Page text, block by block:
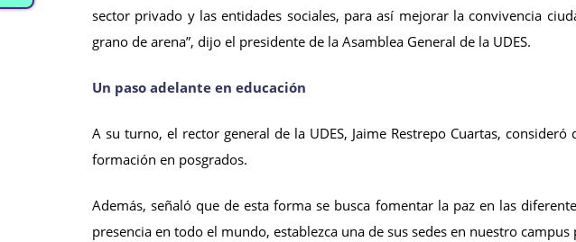
sector privado y las entidades sociales, para así mejorar la convivencia
grano de arena”, dijo el presidente de la Asamblea General de la UDES.
Un paso adelante en educación
A su turno, el rector general de la UDES, Jaime Restrepo Cuartas,
formación en posgrados.
Además, señaló que de esta forma se busca fomentar la paz en las
presencia en todo el mundo, establezca una de sus sedes en nuestro